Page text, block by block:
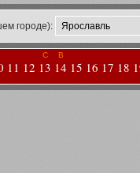
городе):
11 12
С
13
В
14 15 16 17 18